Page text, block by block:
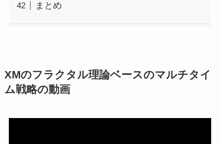
まとめ
XMのフラクタル理論ベースのマルチタイ
ム戦略の動画